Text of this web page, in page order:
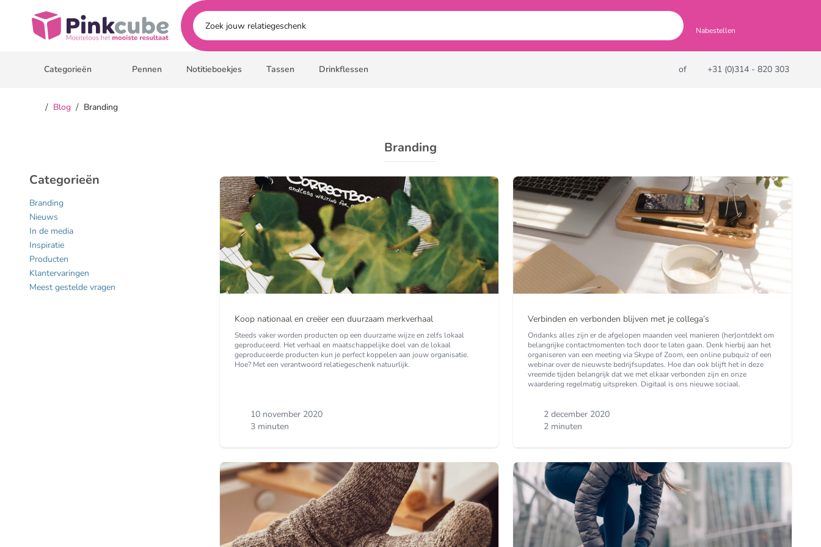
Pinkcube
Nabestellen
Categorieën Pennen Notitieboekjes Tassen Drinkflessen of +31 (0)314 - 820 303
/ Blog / Branding
Branding
Categorieën
Branding
Nieuws
In de media
Inspiratie
Producten
Klantervaringen
Meest gestelde vragen
Koop nationaal en creëer een duurzaam merkverhaal
Steeds vaker worden producten op een duurzame wijze en zelfs lokaal
geproduceerd. Het verhaal en maatschappelijke doel van de lokaal
geproduceerde producten kun je perfect koppelen aan jouw organisatie.
Hoe? Met een verantwoord relatiegeschenk natuurlijk.
10 november 2020
3 minuten
Verbinden en verbonden blijven met je collega’s
Ondanks alles zijn er de afgelopen maanden veel manieren (her)ontdekt om
belangrijke contactmomenten toch door te laten gaan. Denk hierbij aan het
organiseren van een meeting via Skype of Zoom, een online pubquiz of een
webinar over de nieuwste bedrijfsupdates. Hoe dan ook blijft het in deze
vreemde tijden belangrijk dat we met elkaar verbonden zijn en onze
waardering regelmatig uitspreken. Digitaal is ons nieuwe sociaal.
2 december 2020
2 minuten